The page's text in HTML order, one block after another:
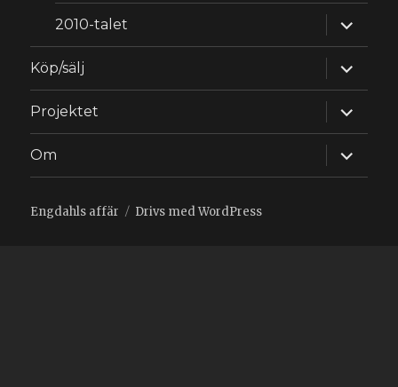
2010-talet
Köp/sälj
Projektet
Om
Engdahls affär Drivs med WordPress